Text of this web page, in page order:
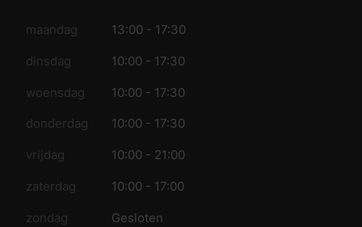
maandag 13:00 - 17:30
dinsdag 10:00 - 17:30
woensdag 10:00 - 17:30
donderdag 10:00 - 17:30
vrijdag 10:00 - 21:00
zaterdag 10:00 - 17:00
zondag Gesloten